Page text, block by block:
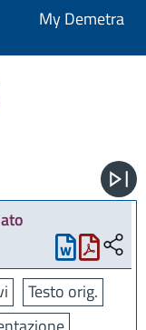
My Demetra
Testo orig.